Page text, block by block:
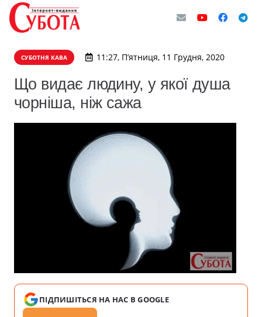
СУБОТНЯ КАВА 11:27, П’ятниця, 11 Грудня, 2020
Що видає людину, у якої душа
чорніша, ніж сажа
ПІДПИШІТЬСЯ НА НАС В GOOGLE